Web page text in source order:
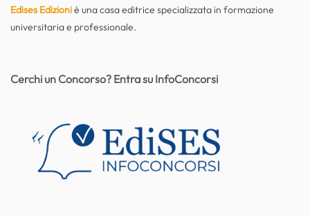
Edises Edizioniè una casa editrice specializzata in formazione
universitaria e professionale.
Cerchi un Concorso? Entra su InfoConcorsi